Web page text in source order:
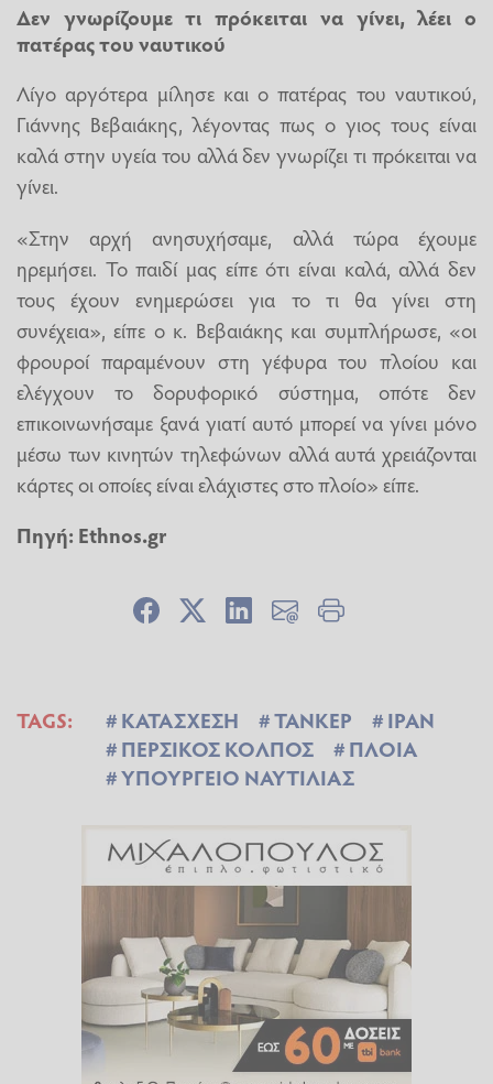
Δεν γνωρίζουμε τι πρόκειται να γίνει, λέει ο
πατέρας του ναυτικού
Λίγο αργότερα μίλησε και ο πατέρας του ναυτικού,
Γιάννης Βεβαιάκης, λέγοντας πως ο γιος τους είναι
καλά στην υγεία του αλλά δεν γνωρίζει τι πρόκειται να
γίνει.
«Στην αρχή ανησυχήσαμε, αλλά τώρα έχουμε
ηρεμήσει. Το παιδί μας είπε ότι είναι καλά, αλλά δεν
τους έχουν ενημερώσει για το τι θα γίνει στη
συνέχεια», είπε ο κ. Βεβαιάκης και συμπλήρωσε, «οι
φρουροί παραμένουν στη γέφυρα του πλοίου και
ελέγχουν το δορυφορικό σύστημα, οπότε δεν
επικοινωνήσαμε ξανά γιατί αυτό μπορεί να γίνει μόνο
μέσω των κινητών τηλεφώνων αλλά αυτά χρειάζονται
κάρτες οι οποίες είναι ελάχιστες στο πλοίο» είπε.
Πηγή: Ethnos.gr
TAGS: ΚΑΤΑΣΧΕΣΗ ΤΑΝΚΕΡ
ΙΡΑΝ
ΠΕΡΣΙΚΟΣ ΚΟΛΠΟΣ
ΠΛΟΙΑ
ΥΠΟΥΡΓΕΙΟ ΝΑΥΤΙΛΙΑΣ